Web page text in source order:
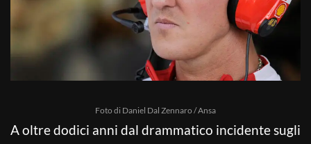
Foto di Daniel Dal Zennaro / Ansa
A oltre dodici anni dal drammatico incidente sugli